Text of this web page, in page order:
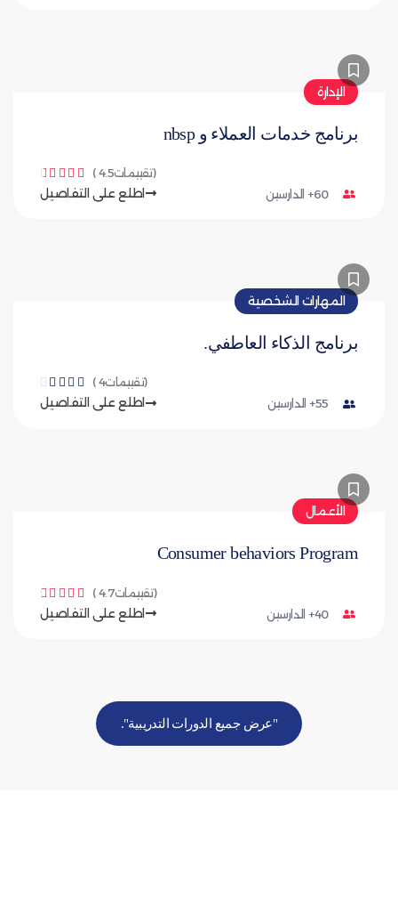
الإدارة
برنامج خدمات العملاء و nbsp
(تقييمات4.5 ) 




60+ الدارسين اطلع على التفاصيل
المهارات الشخصية
برنامج الذكاء العاطفي.
(تقييمات4 ) 




55+ الدارسين اطلع على التفاصيل
الأعمال
Consumer behaviors Program
(تقييمات4.7 ) 




40+ الدارسين اطلع على التفاصيل
"عرض جميع الدورات التدريبية".